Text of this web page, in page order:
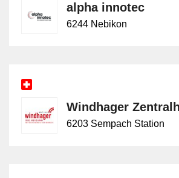
alpha innotec
6244 Nebikon
6203 Sempach Station